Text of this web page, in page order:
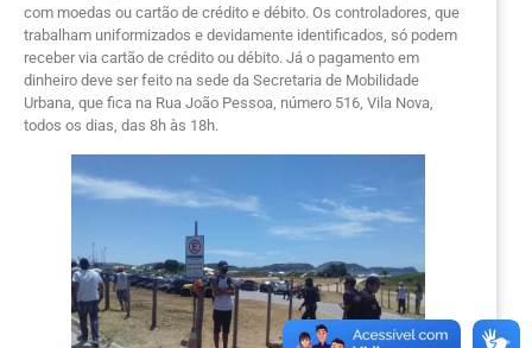
com moedas ou cartão de crédito e débito. Os controladores, que
trabalham uniformizados e devidamente identificados, só podem
receber via cartão de crédito ou débito. Já o pagamento em
dinheiro deve ser feito na sede da Secretaria de Mobilidade
Urbana, que fica na Rua João Pessoa, número 516, Vila Nova,
todos os dias, das 8h às 18h.